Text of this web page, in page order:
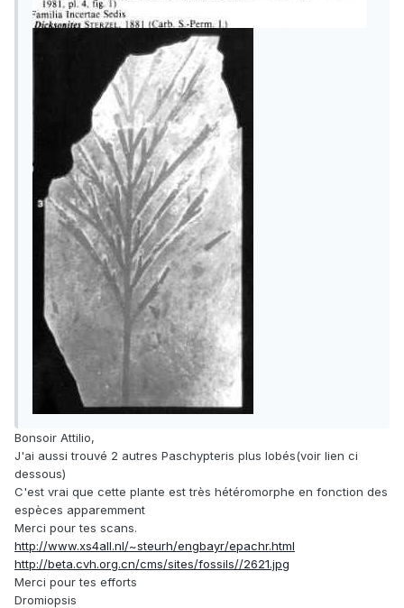
Bonsoir Attilio,
J'ai aussi trouvé 2 autres Paschypteris plus lobés(voir lien ci
dessous)
C'est vrai que cette plante est très hétéromorphe en fonction des
espèces apparemment
Merci pour tes scans.
http://www.xs4all.nl/~steurh/engbayr/epachr.html
http://beta.cvh.org.cn/cms/sites/fossils//2621.jpg
Merci pour tes efforts
Dromiopsis